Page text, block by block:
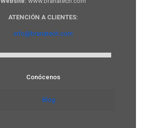
ATENCIÓN A CLIENTES:
info@branatech.com
Conócenos
Blog